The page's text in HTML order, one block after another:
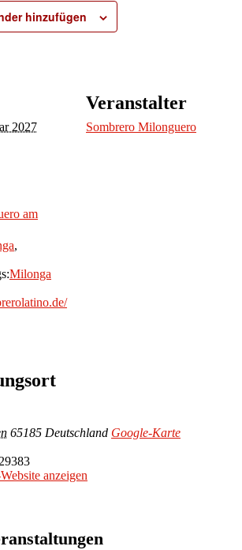
hinzufügen
2027
am
,
Milonga
Veranstalter
Sombrero Milonguero
65185 Deutschland Google-Karte
anzeigen